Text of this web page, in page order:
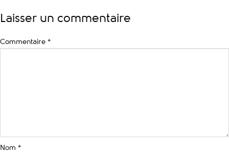
Laisser un commentaire
Commentaire *
Nom *